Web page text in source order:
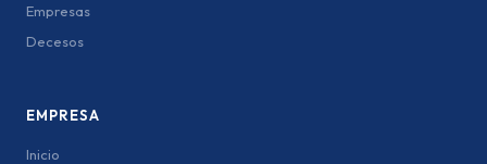
Empresas
Decesos
EMPRESA
Inicio